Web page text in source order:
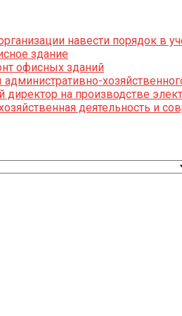
навести порядок в
здание
офисных зданий
на производстве
деятельность и